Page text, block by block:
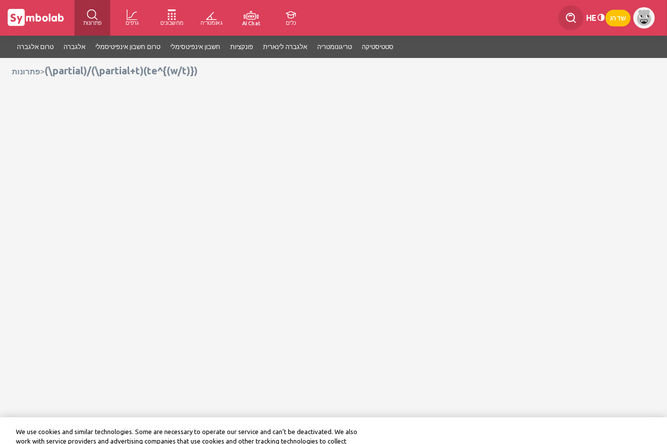
פתרונות גרפים מחשבונים גאומטריה AI Chat כלים
HE שדרג
טרום אלגברה אלגברה טרום חשבון אינפיטיסמלי חשבון אינפיטסימלי פונקציות אלגברה לינארית טריגונומטריה סטטיסטיקה
פתרונות>(\partial)/(\partial+t)(te^{(w/t)})
We use cookies and similar technologies. Some are necessary to operate our service and can’t be deactivated. We also
work with service providers and advertising companies that use cookies and other tracking technologies to collect